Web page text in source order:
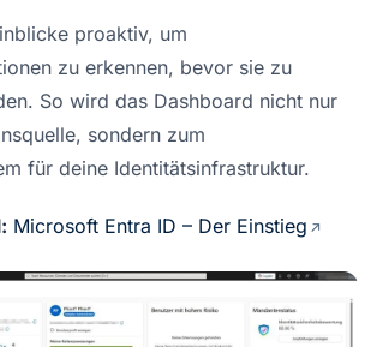
proaktiv, um
zu erkennen, bevor sie zu
So wird das Dashboard nicht nur
sondern zum
für deine Identitätsinfrastruktur.
Microsoft Entra ID – Der Einstieg